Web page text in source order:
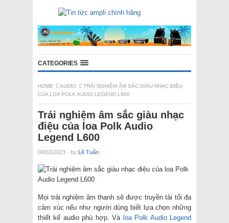
CATEGORIES
HOME AUDIO
TRẢI NGHIỆM ÂM SẮC GIÀU NHẠC ĐIỆU
CỦA LOA POLK AUDIO LEGEND L600
Trải nghiệm âm sắc giàu nhạc
điệu của loa Polk Audio
Legend L600
09/02/2023 · by Lê Tuấn ·
Mọi trải nghiệm âm thanh sẽ được truyền tải tối đa
cảm xúc nếu như người dùng biết lựa chọn những
thiết kế audio phù hợp. Và loa Polk Audio Legend